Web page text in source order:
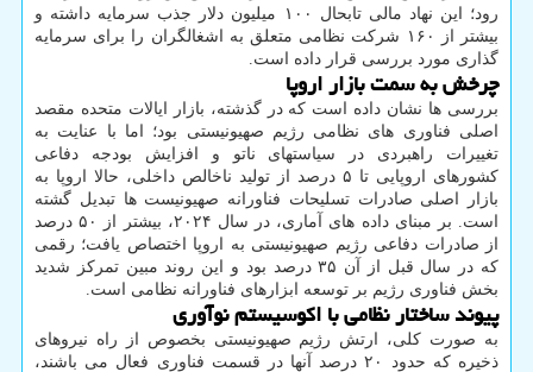
رود؛ این نهاد مالی تابحال ۱۰۰ میلیون دلار جذب سرمایه داشته و
بیشتر از ۱۶۰ شرکت نظامی متعلق به اشغالگران را برای سرمایه
گذاری مورد بررسی قرار داده است.
چرخش به سمت بازار اروپا
بررسی ها نشان داده است که در گذشته، بازار ایالات متحده مقصد
اصلی فناوری های نظامی رژیم صهیونیستی بود؛ اما با عنایت به
تغییرات راهبردی در سیاستهای ناتو و افزایش بودجه دفاعی
کشورهای اروپایی تا ۵ درصد از تولید ناخالص داخلی، حالا اروپا به
بازار اصلی صادرات تسلیحات فناورانه صهیونیست ها تبدیل گشته
است. بر مبنای داده های آماری، در سال ۲۰۲۴، بیشتر از ۵۰ درصد
از صادرات دفاعی رژیم صهیونیستی به اروپا اختصاص یافت؛ رقمی
که در سال قبل از آن ۳۵ درصد بود و این روند مبین تمرکز شدید
بخش فناوری رژیم بر توسعه ابزارهای فناورانه نظامی است.
پیوند ساختار نظامی با اکوسیستم نوآوری
به صورت کلی، ارتش رژیم صهیونیستی بخصوص از راه نیروهای
ذخیره که حدود ۲۰ درصد آنها در قسمت فناوری فعال می باشند،